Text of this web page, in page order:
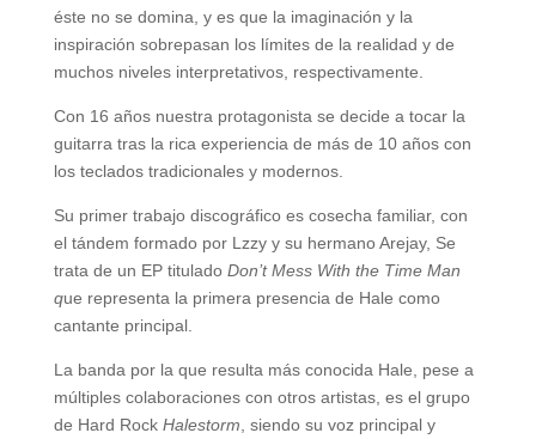
éste no se domina, y es que la imaginación y la
inspiración sobrepasan los límites de la realidad y de
muchos niveles interpretativos, respectivamente.
Con 16 años nuestra protagonista se decide a tocar la
guitarra tras la rica experiencia de más de 10 años con
los teclados tradicionales y modernos.
Su primer trabajo discográfico es cosecha familiar, con
el tándem formado por Lzzy y su hermano Arejay, Se
trata de un EP titulado Don’t Mess With the Time Man
que representa la primera presencia de Hale como
cantante principal.
La banda por la que resulta más conocida Hale, pese a
múltiples colaboraciones con otros artistas, es el grupo
de Hard Rock Halestorm , siendo su voz principal y